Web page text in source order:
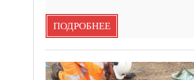
ПОДРОБНЕЕ